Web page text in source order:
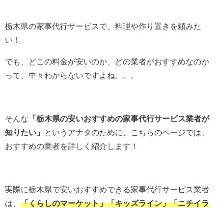
栃木県の家事代行サービスで、料理や作り置きを頼みた
い！
でも、どこの料金が安いのか、どの業者がおすすめなのか
って、中々わからないですよね。。。
そんな 「栃木県の安いおすすめの家事代行サービス業者が
知りたい」
というアナタのために、こちらのページでは、
おすすめの業者を詳しく紹介します！
実際に栃木県で安いおすすめできる家事代行サービス業者
は、 「くらしのマーケット」「キッズライン」「ニチイラ